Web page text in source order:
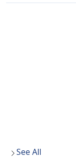
See All